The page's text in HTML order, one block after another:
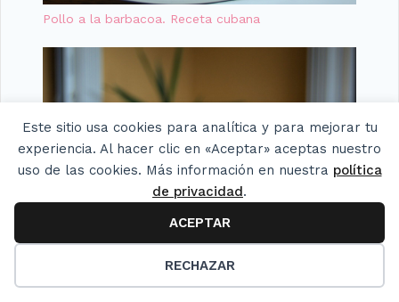
Este sitio usa cookies para analítica y para mejorar tu
experiencia. Al hacer clic en «Aceptar» aceptas nuestro
uso de las cookies. Más información en nuestra política
de privacidad.
ACEPTAR
RECHAZAR
Pollo a la barbacoa. Receta cubana